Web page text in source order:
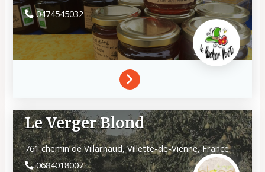
0474545032
Le Verger Blond
761 chemin de Villarnaud,Villette-de-Vienne,France
0684018007